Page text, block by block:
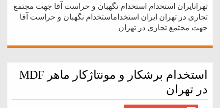
تهرانایران استخدام استخدام نگهبان و حراست آقا جهت مجتمع
تجاری در تهران ایران استخداماستخدام نگهبان و حراست آقا
جهت مجتمع تجاری در تهران
استخدام برشکار و مونتاژکار ماهر MDF
در تهران